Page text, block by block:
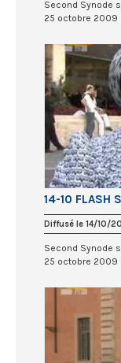
Second Synode
25 octobre 2009
14-10 FLASH
Diffusé le 14/10/
Second Synode
25 octobre 2009